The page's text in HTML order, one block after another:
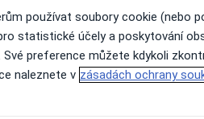
používat soubory cookie (nebo
statistické účely a poskytování
preference můžete kdykoli
naleznete v zásadách ochrany